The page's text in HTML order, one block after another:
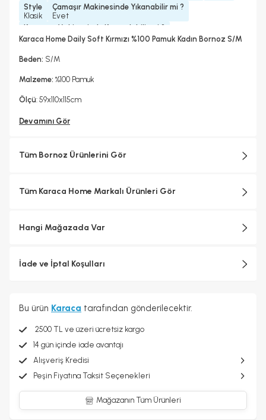
Style
Klasik
Çamaşır Makinesinde Yıkanabilir mi ?
Evet
Kurutma Makinesinde Kurutulabilir mi ?
Evet
Evet
Karaca Home Daily Soft Kırmızı %100 Pamuk Kadın Bornoz S/M
Beden: S/M
Malzeme: %100 Pamuk
Ölçü: 59x110x115cm
Devamını Gör
Tüm Bornoz Ürünlerini Gör
Tüm Karaca Home Markalı Ürünleri Gör
Hangi Mağazada Var
İade ve İptal Koşulları
Bu ürün Karaca tarafından gönderilecektir.
2500 TL ve üzeri ücretsiz kargo
14 gün içinde iade avantajı
Alışveriş Kredisi
Peşin Fiyatına Taksit Seçenekleri
Mağazanın Tüm Ürünleri